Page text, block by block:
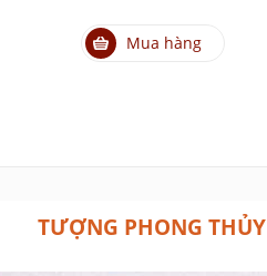
Mua hàng
TƯỢNG PHONG THỦY